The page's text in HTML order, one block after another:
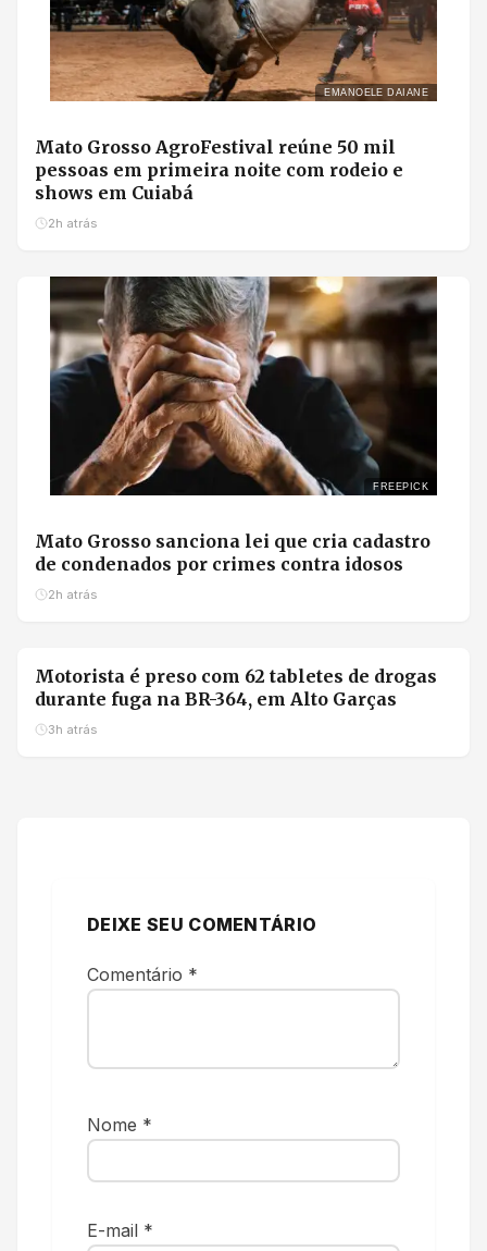
EMANOELE DAIANE
Mato Grosso AgroFestival reúne 50 mil
pessoas em primeira noite com rodeio e
shows em Cuiabá
2h atrás
FREEPICK
Mato Grosso sanciona lei que cria cadastro
de condenados por crimes contra idosos
2h atrás
Motorista é preso com 62 tabletes de drogas
durante fuga na BR-364, em Alto Garças
3h atrás
DEIXE SEU COMENTÁRIO
Comentário *
Nome *
E-mail *